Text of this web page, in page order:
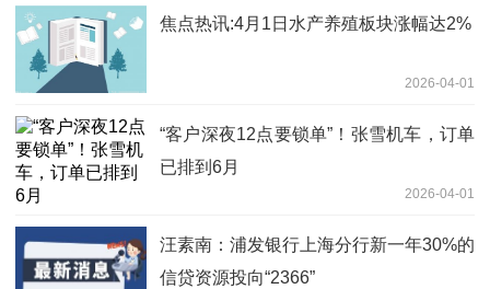
焦点热讯:4月1日水产养殖板块涨幅达2%
2026-04-01
“客户深夜12点要锁单”！张雪机车，订单
已排到6月
2026-04-01
汪素南：浦发银行上海分行新一年30%的
信贷资源投向“2366”